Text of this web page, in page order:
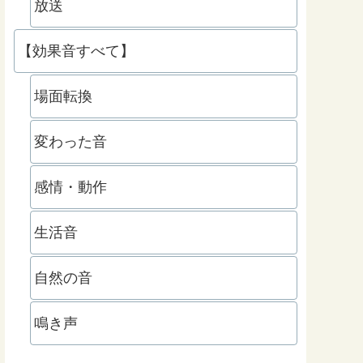
放送
【効果音すべて】
場面転換
変わった音
感情・動作
生活音
自然の音
鳴き声